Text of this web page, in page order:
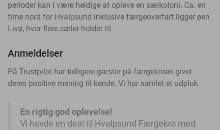
perioder kan I være heldige at opleve en sælkoloni. Ca. en
time nord for Hvalpsund inklusive færgeoverfart ligger øen
Livø, hvor flere sæler holder til.
Anmeldelser
På Trustpilot har tidligere gæster på færgekroen givet
deres positive mening til kende. Vi har samlet et udpluk.
En rigtig god oplevelse!
Vi havde en deal til Hvalpsund Færgekro med